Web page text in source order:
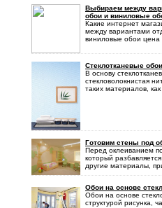
Выбираем между
обои и виниловые
Какие интернет
между вариантами
виниловые обои цена
Стеклотканевые обои
В основу
стекловолокнистая
таких материалов,
Готовим стены под
Перед оклеиванием
который
другие материалы,
Обои на основе
Обои на основе
структурой рисунка,